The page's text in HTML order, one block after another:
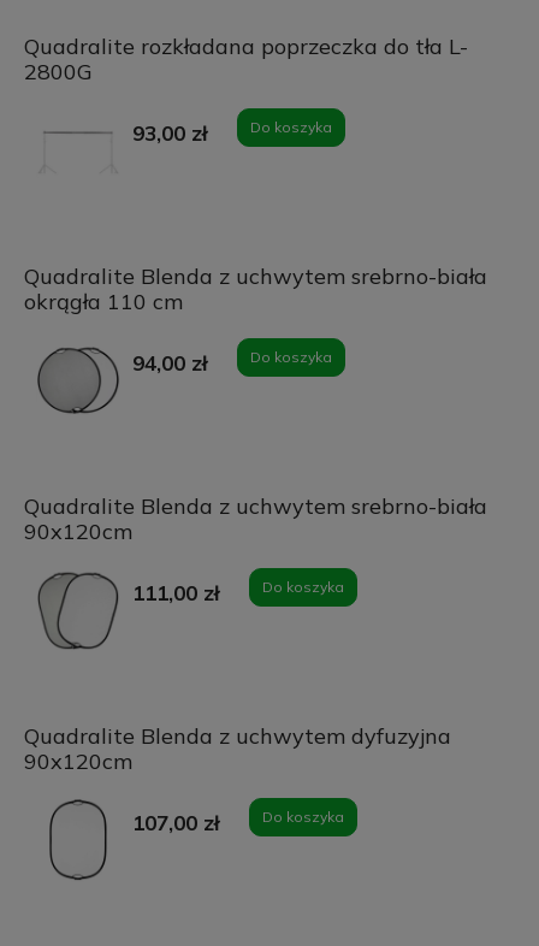
Quadralite rozkładana poprzeczka do tła L-
2800G
93,00 zł Do koszyka
Quadralite Blenda z uchwytem srebrno-biała
okrągła 110 cm
94,00 zł Do koszyka
Quadralite Blenda z uchwytem srebrno-biała
90x120cm
111,00 zł Do koszyka
Quadralite Blenda z uchwytem dyfuzyjna
90x120cm
107,00 zł Do koszyka